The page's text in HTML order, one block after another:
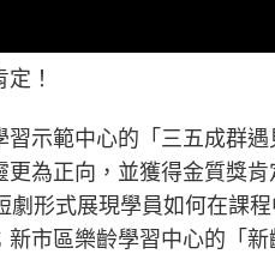
！
示範中心的「三五成群
為正向，並獲得金質獎
劇形式展現學員如何在課
市區樂齡學習中心的「